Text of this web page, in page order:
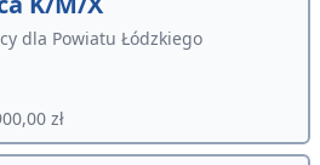
dla Powiatu Łódzkiego
zł